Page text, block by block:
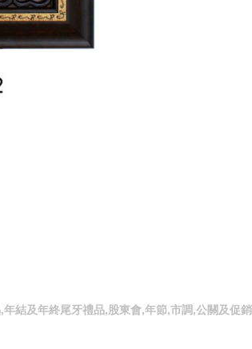
結及年終尾牙禮品,股東會,年節,市調,公關及促